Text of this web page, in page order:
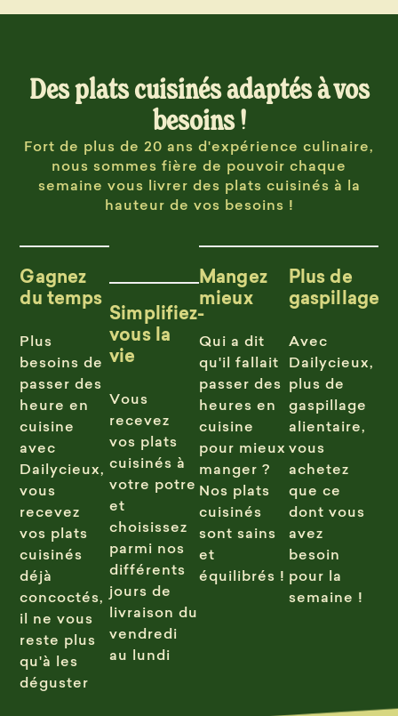
Des plats cuisinés adaptés à vos
besoins !
Fort de plus de 20 ans d'expérience culinaire,
nous sommes fière de pouvoir chaque
semaine vous livrer des plats cuisinés à la
hauteur de vos besoins !
Gagnez
du temps
Plus
besoins de
passer des
heure en
cuisine
avec
Dailycieux,
vous
recevez
vos plats
cuisinés
déjà
concoctés,
il ne vous
reste plus
qu'à les
déguster
Simplifiez-
vous la
vie
Vous
recevez
vos plats
cuisinés à
votre potre
et
choisissez
parmi nos
différents
jours de
livraison du
vendredi
au lundi
Mangez
mieux
Qui a dit
qu'il fallait
passer des
heures en
cuisine
pour mieux
manger ?
Nos plats
cuisinés
sont sains
et
équilibrés !
Plus de
gaspillage
Avec
Dailycieux,
plus de
gaspillage
alientaire,
vous
achetez
que ce
dont vous
avez
besoin
pour la
semaine !